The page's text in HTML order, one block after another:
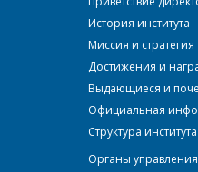
История института
Миссия и стратегия
Достижения и
Выдающиеся и
Официальная
Структура института
Органы управления